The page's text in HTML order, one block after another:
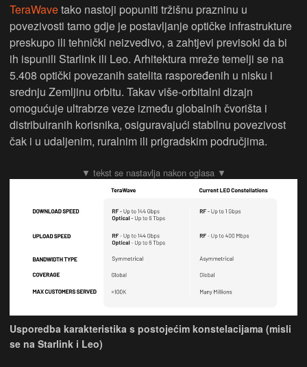
TeraWavetako nastoji popuniti tržišnu prazninu u
povezivosti tamo gdje je postavljanje optičke infrastrukture
preskupo ili tehnički neizvedivo, a zahtjevi previsoki da bi
ih ispunili Starlink ili Leo. Arhitektura mreže temelji se na
5.408 optički povezanih satelita raspoređenih u nisku i
srednju Zemljinu orbitu. Takav više-orbitalni dizajn
omogućuje ultrabrze veze između globalnih čvorišta i
distribuiranih korisnika, osiguravajući stabilnu povezivost
čak i u udaljenim, ruralnim ili prigradskim područjima.
Usporedba karakteristika s postojećim konstelacijama (misli
se na Starlink i Leo)